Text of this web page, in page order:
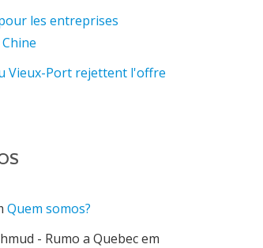
les entreprises
Vieux-Port rejettent l'offre
Quem somos?
- Rumo a Quebecem